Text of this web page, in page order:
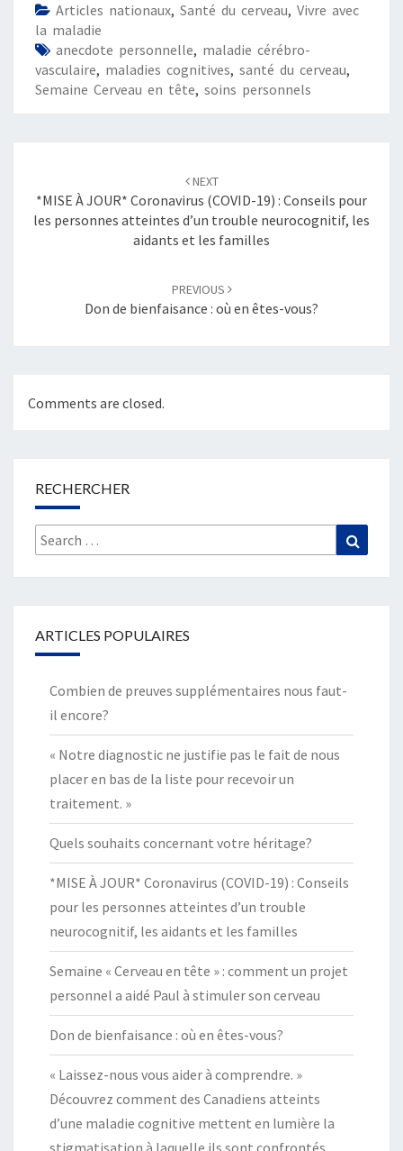
Articles nationaux, Santé du cerveau, Vivre avec
la maladie
anecdote personnelle, maladie cérébro-
vasculaire, maladies cognitives, santé du cerveau,
Semaine Cerveau en tête, soins personnels
NEXT
*MISE À JOUR* Coronavirus (COVID-19) : Conseils pour
les personnes atteintes d’un trouble neurocognitif, les
aidants et les familles
PREVIOUS
Don de bienfaisance : où en êtes-vous?
Comments are closed.
RECHERCHER
Search
for:
ARTICLES POPULAIRES
Combien de preuves supplémentaires nous faut-
il encore?
« Notre diagnostic ne justifie pas le fait de nous
placer en bas de la liste pour recevoir un
traitement. »
Quels souhaits concernant votre héritage?
*MISE À JOUR* Coronavirus (COVID-19) : Conseils
pour les personnes atteintes d’un trouble
neurocognitif, les aidants et les familles
Semaine « Cerveau en tête » : comment un projet
personnel a aidé Paul à stimuler son cerveau
Don de bienfaisance : où en êtes-vous?
« Laissez-nous vous aider à comprendre. »
Découvrez comment des Canadiens atteints
d’une maladie cognitive mettent en lumière la
stigmatisation à laquelle ils sont confrontés.